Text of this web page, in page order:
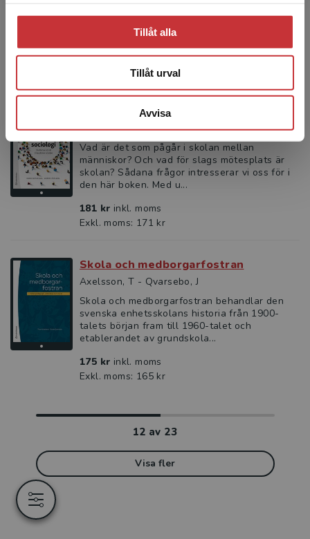
Tillåt alla
Tillåt urval
Avvisa
303 krinkl. moms
Exkl. moms: 286 kr
Skolsociologi
Bosseldal, I - Persson, A
Vad är det som pågår i skolan mellan
människor? Och vad för slags mötesplats är
skolan? Sådana frågor intresserar vi oss för i
den här boken. Med u...
181 kr inkl. moms
Exkl. moms: 171 kr
Skola och medborgarfostran
Axelsson, T - Qvarsebo, J
Skola och medborgarfostran behandlar den
svenska enhetsskolans historia från 1900-
talets början fram till 1960-talet och
etablerandet av grundskola...
175 kr inkl. moms
Exkl. moms: 165 kr
12 av 23
Visa fler